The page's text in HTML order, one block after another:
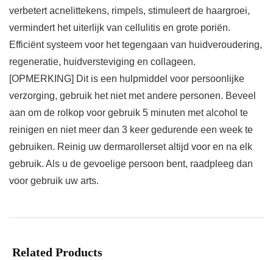
verbetert acnelittekens, rimpels, stimuleert de haargroei,
vermindert het uiterlijk van cellulitis en grote poriën.
Efficiënt systeem voor het tegengaan van huidveroudering,
regeneratie, huidversteviging en collageen.
[OPMERKING] Dit is een hulpmiddel voor persoonlijke
verzorging, gebruik het niet met andere personen. Beveel
aan om de rolkop voor gebruik 5 minuten met alcohol te
reinigen en niet meer dan 3 keer gedurende een week te
gebruiken. Reinig uw dermarollerset altijd voor en na elk
gebruik. Als u de gevoelige persoon bent, raadpleeg dan
voor gebruik uw arts.
Related Products